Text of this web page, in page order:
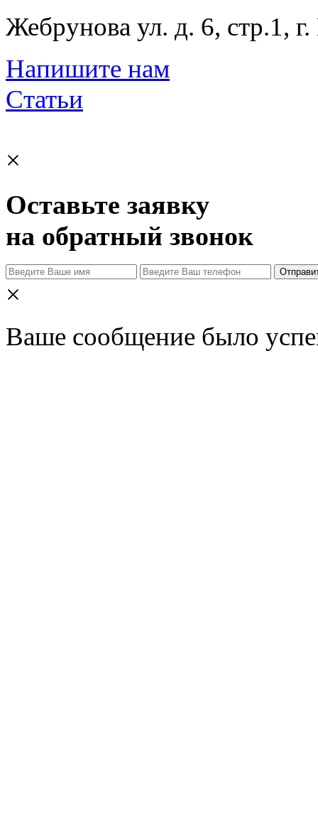
Жебрунова ул. д. 6, стр.1,
Напишите нам
Статьи
×
Оставьте заявку
на обратный звонок
×
Ваше сообщение было